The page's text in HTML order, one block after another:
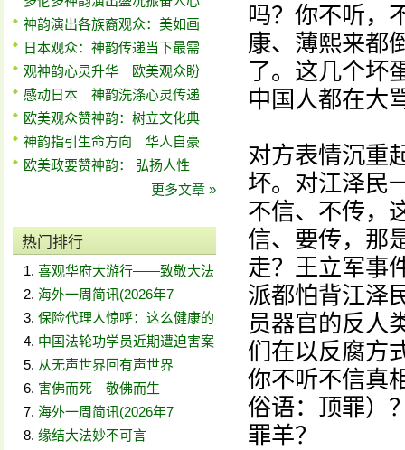
神韵演出各族裔观众：美如画
日本观众：神韵传递当下最需
观神韵心灵升华 欧美观众盼
感动日本 神韵洗涤心灵传递
欧美观众赞神韵：树立文化典
神韵指引生命方向 华人自豪
欧美政要赞神韵： 弘扬人性
更多文章 »
热门排行
喜观华府大游行——致敬大法
海外一周简讯(2026年7
保险代理人惊呼：这么健康的
中国法轮功学员近期遭迫害案
从无声世界回有声世界
害佛而死 敬佛而生
海外一周简讯(2026年7
缘结大法妙不可言
吗？你不听，
康、薄熙来都
了。这几个坏
中国人都在大
对方表情沉重
坏。对江泽民
不信、不传，
信、要传，那
走？王立军事
派都怕背江泽
员器官的反人
们在以反腐方
你不听不信真
俗语：顶罪）
罪羊？